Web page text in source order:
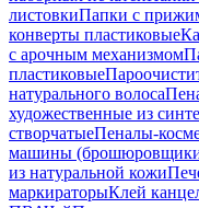
листовкиПапки с
конверты пластиковые
с арочным механизмом
пластиковые
натурального волоса
художественные из
створчатыеПеналы-
машины
из натуральной кожи
маркираторыКлей